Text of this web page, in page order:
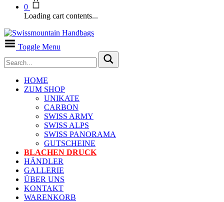
0
Loading cart contents...
Toggle Menu
HOME
ZUM SHOP
UNIKATE
CARBON
SWISS ARMY
SWISS ALPS
SWISS PANORAMA
GUTSCHEINE
BLACHEN DRUCK
HÄNDLER
GALLERIE
ÜBER UNS
KONTAKT
WARENKORB